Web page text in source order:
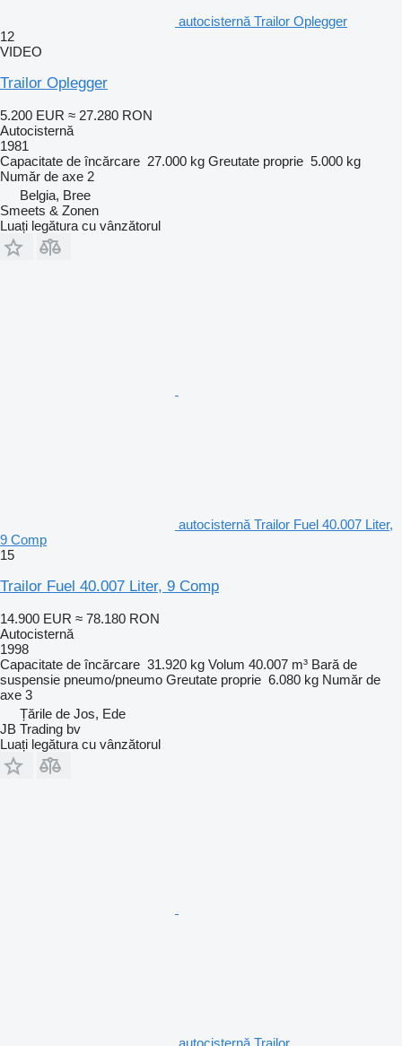
autocisternă Trailor Oplegger
12
VIDEO
Trailor Oplegger
5.200 EUR ≈ 27.280 RON
Autocisternă
1981
Capacitate de încărcare 27.000 kg Greutate proprie 5.000 kg
Număr de axe 2
Belgia, Bree
Smeets & Zonen
Luați legătura cu vânzătorul
autocisternă Trailor Fuel 40.007 Liter,
9 Comp
15
Trailor Fuel 40.007 Liter, 9 Comp
14.900 EUR ≈ 78.180 RON
Autocisternă
1998
Capacitate de încărcare 31.920 kg Volum 40.007 m³ Bară de
suspensie pneumo/pneumo Greutate proprie 6.080 kg Număr de
axe 3
Țările de Jos, Ede
JB Trading bv
Luați legătura cu vânzătorul
autocisternă Trailor